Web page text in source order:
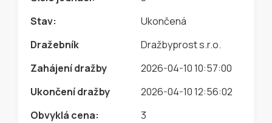
Stav:
Ukončená
Dražebník
Dražbyprost s.r.o.
Zahájení dražby
2026-04-10 10:57:00
Ukončení dražby
2026-04-10 12:56:02
Obvyklá cena:
3